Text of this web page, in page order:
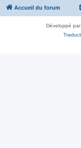
Accueil du forum
Développé par